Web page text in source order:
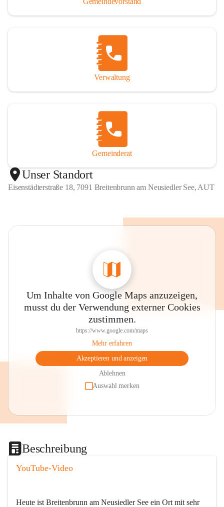
Verwaltung
Gemeinderat
Unser Standort
Eisenstädterstraße 18, 7091 Breitenbrunn am Neusiedler See, AUT
Um Inhalte von Google Maps anzuzeigen,
musst du der Verwendung externer Cookies
zustimmen.
https://www.google.com/maps
Mehr erfahren
Akzeptieren und anzeigen
Ablehnen
Auswahl merken
Beschreibung
YouTube-Video
Heute ist Breitenbrunn am Neusiedler See ein Ort mit sehr